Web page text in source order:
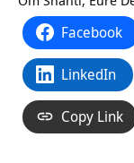
Facebook
LinkedIn
Copy Link